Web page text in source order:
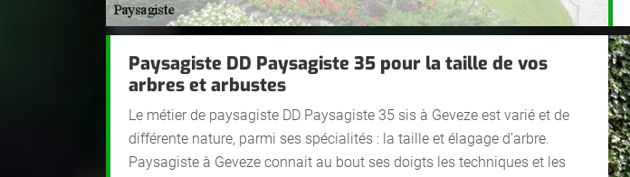
Paysagiste DD Paysagiste 35 pour la taille de vos
arbres et arbustes
Le métier de paysagiste DD Paysagiste 35 sis à Geveze est varié et de
différente nature, parmi ses spécialités : la taille et élagage d’arbre.
Paysagiste à Geveze connait au bout ses doigts les techniques et les